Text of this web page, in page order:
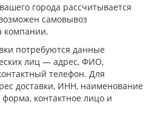
города рассчитывается
самовывоз
компании.
потребуются данные
лиц — адрес, ФИО,
телефон. Для
доставки, ИНН, наименование
контактное лицо и